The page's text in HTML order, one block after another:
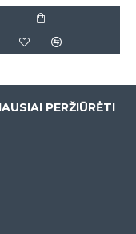
PERŽIŪRĖTI